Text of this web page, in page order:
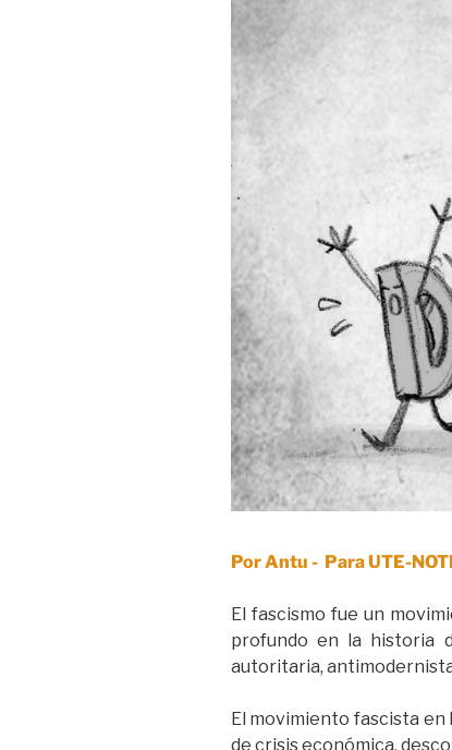
Por Antu - Para UTE-
El fascismo fue un
profundo en la historia
autoritaria,
El movimiento fascista
de crisis económica,